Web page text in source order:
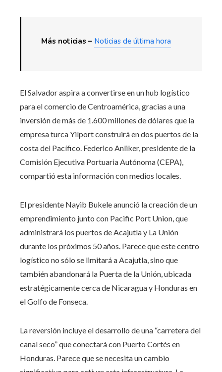
Más noticias – Noticias de última hora
El Salvador aspira a convertirse en un hub logístico
para el comercio de Centroamérica, gracias a una
inversión de más de 1.600 millones de dólares que la
empresa turca Yilport construirá en dos puertos de la
costa del Pacífico. Federico Anliker, presidente de la
Comisión Ejecutiva Portuaria Autónoma (CEPA),
compartió esta información con medios locales.
El presidente Nayib Bukele anunció la creación de un
emprendimiento junto con Pacific Port Union, que
administrará los puertos de Acajutla y La Unión
durante los próximos 50 años. Parece que este centro
logístico no sólo se limitará a Acajutla, sino que
también abandonará la Puerta de la Unión, ubicada
estratégicamente cerca de Nicaragua y Honduras en
el Golfo de Fonseca.
La reversión incluye el desarrollo de una “carretera del
canal seco” que conectará con Puerto Cortés en
Honduras. Parece que se necesita un cambio